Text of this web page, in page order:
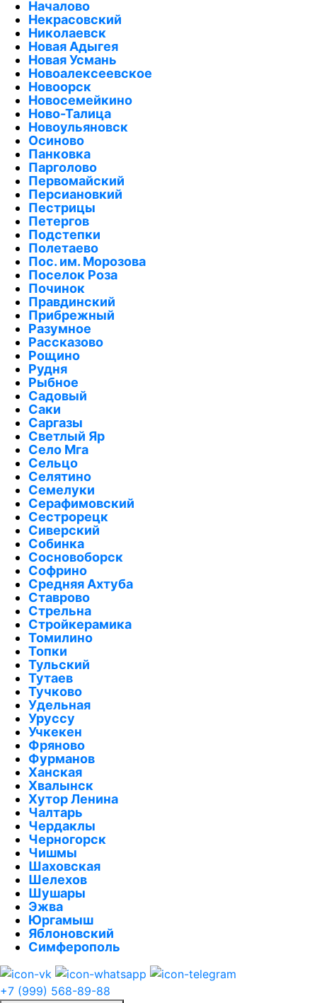
Началово
Некрасовский
Николаевск
Новая Адыгея
Новая Усмань
Новоалексеевское
Новоорск
Новосемейкино
Ново-Талица
Новоульяновск
Осиново
Панковка
Парголово
Первомайский
Персиановкий
Пестрицы
Петергов
Подстепки
Полетаево
Пос. им. Морозова
Поселок Роза
Починок
Правдинский
Прибрежный
Разумное
Рассказово
Рощино
Рудня
Рыбное
Садовый
Саки
Саргазы
Светлый Яр
Село Мга
Сельцо
Селятино
Семелуки
Серафимовский
Сестрорецк
Сиверский
Собинка
Сосновоборск
Софрино
Средняя Ахтуба
Ставрово
Стрельна
Стройкерамика
Томилино
Топки
Тульский
Тутаев
Тучково
Удельная
Уруссу
Учкекен
Фряново
Фурманов
Ханская
Хвалынск
Хутор Ленина
Чалтарь
Чердаклы
Черногорск
Чишмы
Шаховская
Шелехов
Шушары
Эжва
Юргамыш
Яблоновский
Симферополь
+7 (999) 568-89-88